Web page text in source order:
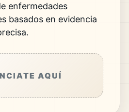
enfermedades
basados en evidencia
AQUÍ